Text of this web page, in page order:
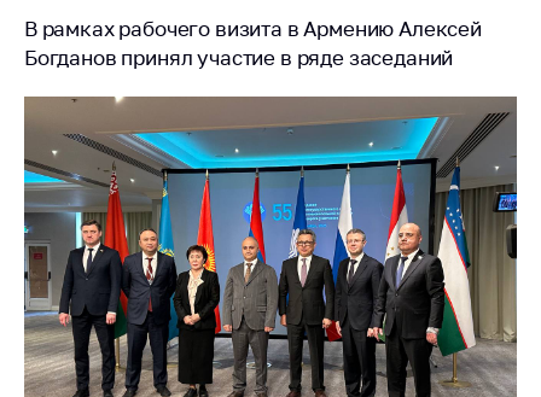
В рамках рабочего визита в Армению Алексей
Богданов принял участие в ряде заседаний